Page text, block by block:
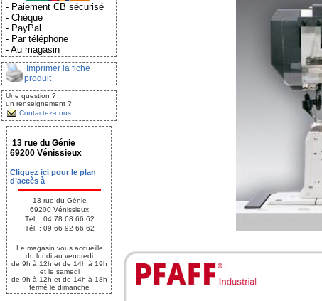
- Paiement CB sécurisé
- Chèque
- PayPal
- Par téléphone
- Au magasin
Imprimer la fiche
produit
Une question ?
un renseignement ?
Contactez-nous
13 rue du Génie
69200 Vénissieux
Cliquez ici pour le plan
d’accès à
13 rue du Génie
69200 Vénissieux
Tél. : 04 78 68 66 62
Tél. : 09 66 92 66 62
Le magasin vous accueille
du lundi au vendredi
de 9h à 12h et de 14h à 19h
et le samedi
de 9h à 12h et de 14h à 18h
fermé le dimanche